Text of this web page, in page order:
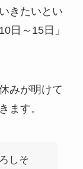
きたいとい
日～15日」
みが明けて
ます。
しそ